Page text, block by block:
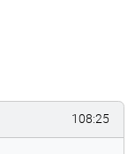
108:25